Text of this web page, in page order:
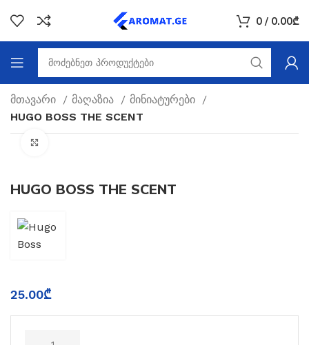
0 / 0.00₾
მთავარი მაღაზია
მინიატურები
HUGO BOSS THE SCENT
HUGO BOSS THE SCENT
25.00₾